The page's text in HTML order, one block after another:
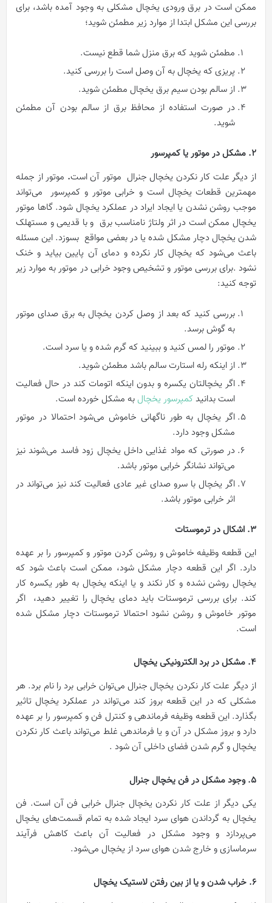
ممکن است در برق ورودی یخچال مشکلی به وجود آمده باشد، برای
بررسی این مشکل ابتدا از موارد زیر مطمئن شوید؛
مطمئن شوید که برق منزل شما قطع نیست.
پریزی که یخچال به آن وصل است را بررسی کنید.
از سالم بودن سیم برق یخچال مطمئن شوید.
در صورت استفاده از محافظ برق از سالم بودن آن مطمئن
شوید.
2. مشکل در موتور یا کمپرسور
از دیگر علت‌ کار نکردن یخچال جنرال موتور آن است. موتور از جمله
مهمترین قطعات یخچال است و خرابی موتور و کمپرسور می‌تواند
موجب روشن نشدن یا ایجاد ایراد در عملکرد یخچال شود. گاها موتور
یخچال ممکن است در اثر ولتاژ نامناسب برق و با قدیمی و مستهلک
شدن یخچال دچار مشکل شده یا در بعضی مواقع بسوزد. این مسئله
باعث می‌شود که یخچال کار نکرده و دمای آن پایین بیاید و خنک
نشود .برای بررسی موتور و تشخیص وجود خرابی در موتور به موارد زیر
توجه کنید:
بررسی کنید که بعد از وصل کردن یخچال به برق صدای موتور
به گوش برسد.
موتور را لمس کنید و ببینید که گرم شده و یا سرد است.
از اینکه رله استارت سالم باشد مطمئن شوید.
اگر یخچالتان یکسره و بدون اینکه اتومات کند در حال فعالیت
است بدانیدکمپرسور یخچال به مشکل خورده است.
اگر یخچال به طور ناگهانی خاموش می‌شود احتمالا در موتور
مشکل وجود دارد.
در صورتی که مواد غذایی داخل یخچال زود فاسد می‌شوند نیز
می‌تواند نشانگر خرابی موتور باشد.
اگر یخچال با سرو صدای غیر عادی فعالیت ‌کند نیز می‌تواند در
اثر خرابی موتور باشد.
3. اشکال در ترموستات
این قطعه وظیفه‌ خاموش و روشن کردن موتور و کمپرسور را بر عهده
دارد. اگر این قطعه دچار مشکل شود، ممکن است باعث شود که
یخچال روشن نشده و کار نکند و یا اینکه یخچال به طور یکسره کار
کند. برای بررسی ترموستات بايد دمای یخچال را تغییر دهید، اگر
موتور خاموش و روشن نشود احتمالا ترموستات دچار مشکل شده
است.
4. مشکل در برد الکترونیکی یخچال
از دیگر علت‌ کار نکردن یخچال جنرال می‌توان خرابی برد را نام برد. هر
مشکلی که در این قطعه بروز کند می‌تواند در عملکرد یخچال تاثیر
بگذارد. این قطعه وظیفه فرماندهی و کنترل فن و کمپرسور را بر عهده
دارد و بروز مشکل در آن و یا فرماندهی غلط می‌تواند باعث کار نکردن
یخچال و گرم شدن فضای داخلی آن شود .
5. وجود مشکل در فن یخچال جنرال
یکی دیگر از علت‌ کار نکردن یخچال جنرال خرابی فن آن است. فن
یخچال به گرداندن هوای سرد ایجاد شده به تمام قسمت‌های یخچال
می‌پردازد و وجود مشکل در فعالیت آن باعث کاهش فرآیند
سرماسازی و خارج شدن هوای سرد از یخچال می‌شود.
6. خراب شدن و یا از بین رفتن لاستیک یخچال